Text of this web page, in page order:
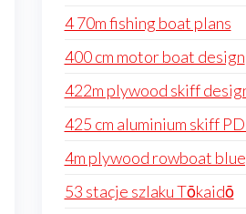
4 70m fishing boat plans
400 cm motor boat design
422m plywood skiff
425 cm aluminium skiff
4m plywood rowboat
53 stacje szlaku Tōkaidō